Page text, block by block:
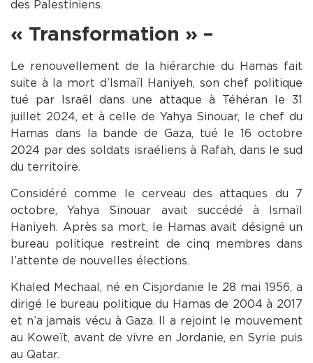
des Palestiniens.
« Transformation » –
Le renouvellement de la hiérarchie du Hamas fait
suite à la mort d’Ismaïl Haniyeh, son chef politique
tué par Israël dans une attaque à Téhéran le 31
juillet 2024, et à celle de Yahya Sinouar, le chef du
Hamas dans la bande de Gaza, tué le 16 octobre
2024 par des soldats israéliens à Rafah, dans le sud
du territoire.
Considéré comme le cerveau des attaques du 7
octobre, Yahya Sinouar avait succédé à Ismaïl
Haniyeh. Après sa mort, le Hamas avait désigné un
bureau politique restreint de cinq membres dans
l’attente de nouvelles élections.
Khaled Mechaal, né en Cisjordanie le 28 mai 1956, a
dirigé le bureau politique du Hamas de 2004 à 2017
et n’a jamais vécu à Gaza. Il a rejoint le mouvement
au Koweït, avant de vivre en Jordanie, en Syrie puis
au Qatar.